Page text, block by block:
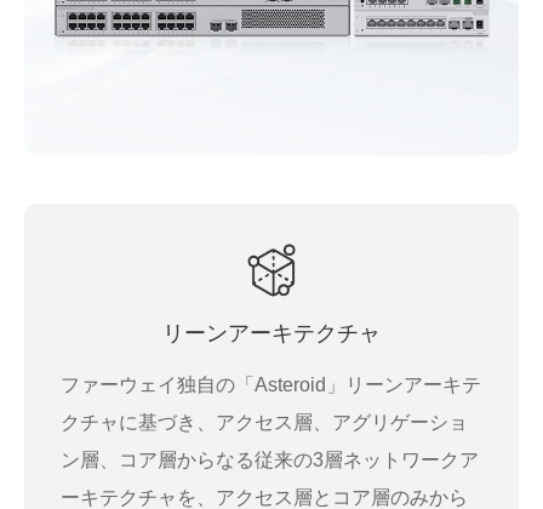
リーンアーキテクチャ
ファーウェイ独自の「Asteroid」リーンアーキテ
クチャに基づき、アクセス層、アグリゲーショ
ン層、コア層からなる従来の3層ネットワークア
ーキテクチャを、アクセス層とコア層のみから